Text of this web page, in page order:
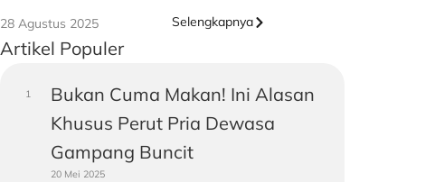
28 Agustus 2025 Selengkapnya
Artikel Populer
Bukan Cuma Makan! Ini Alasan
Khusus Perut Pria Dewasa
Gampang Buncit
20 Mei 2025